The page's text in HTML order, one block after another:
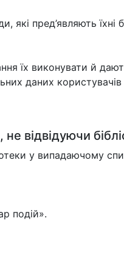
які пред’являють їхні
їх виконувати й
даних користувачів
відвідуючи
у випадаючому
подій».